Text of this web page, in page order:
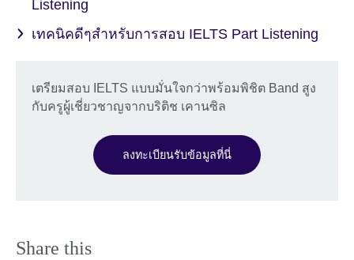
Listening
เทคนิคดีๆสำหรับการสอบ IELTS Part Listening
เตรียมสอบ IELTS แบบมั่นใจกว่าพร้อมพิชิต Band สูง
กับครูผู้เชี่ยวชาญจากบริติช เคานซิล
ลงทะเบียนรับข้อมูลที่นี่
Share this